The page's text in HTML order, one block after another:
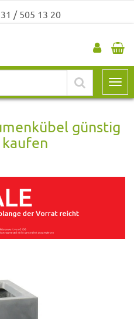
/ 505 13 20
günstig